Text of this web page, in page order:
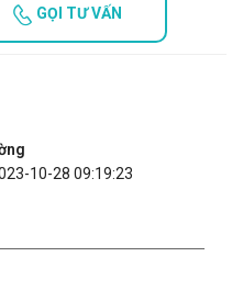
GỌI TƯ VẤN
10-28 09:19:23